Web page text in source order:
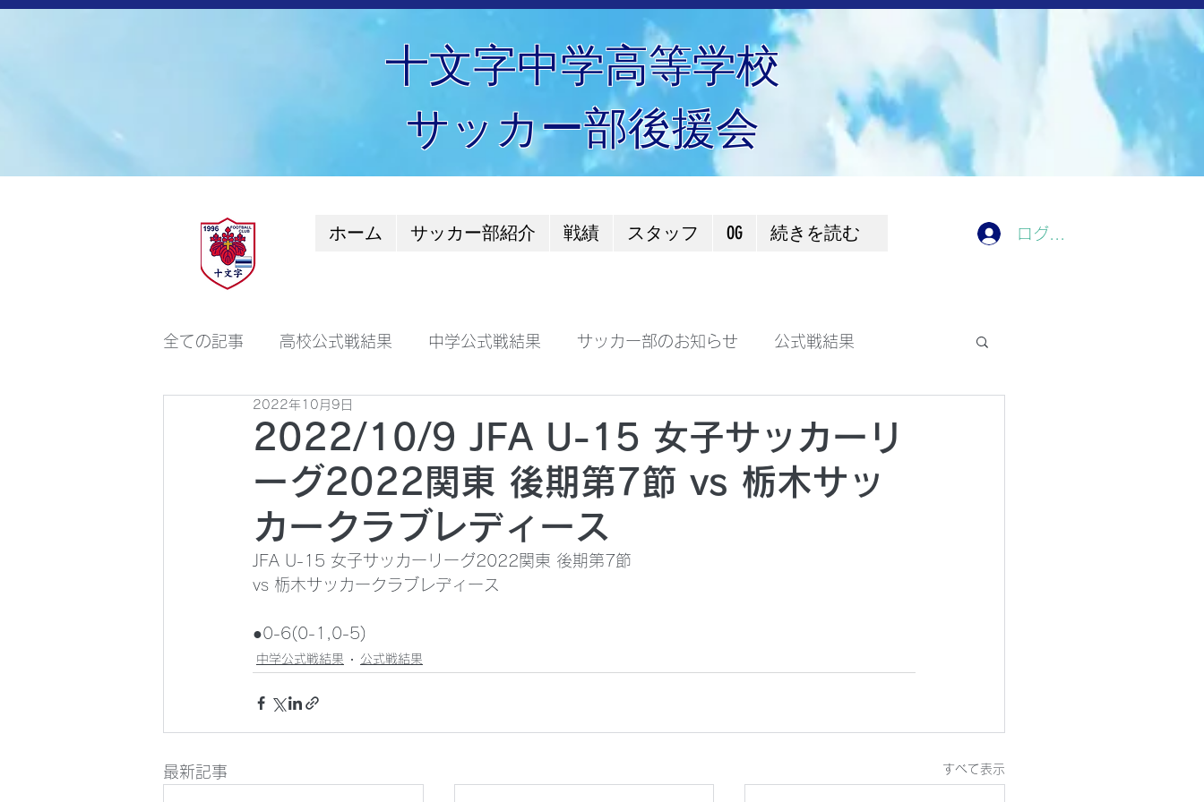
十文字中学高等学校
サッカー部後援会
ホーム サッカー部紹介 戦績 スタッフ OG 続きを読む ログイン
全ての記事 高校公式戦結果 中学公式戦結果 サッカー部のお知らせ 公式戦結果
2022/10/9 JFA U-15 女子サッカーリ
ーグ2022関東 後期第7節 vs 栃木サッ
カークラブレディース
2022年10月9日
JFA U-15 女子サッカーリーグ2022関東 後期第7節
vs 栃木サッカークラブレディース
●0-6(0-1,0-5)
中学公式戦結果 公式戦結果
最新記事 すべて表示